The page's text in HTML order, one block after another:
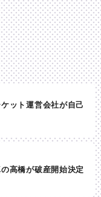
ット運営会社が自己
高橋が破産開始決定